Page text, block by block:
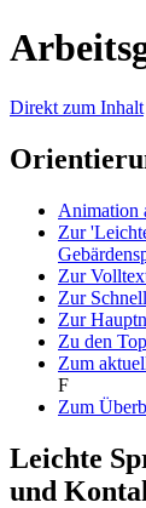
Direkt zum Inhalt
Animation
Zur
Zur
Zur
Zur
Zu den
Zum
F
Zum
Leichte
und